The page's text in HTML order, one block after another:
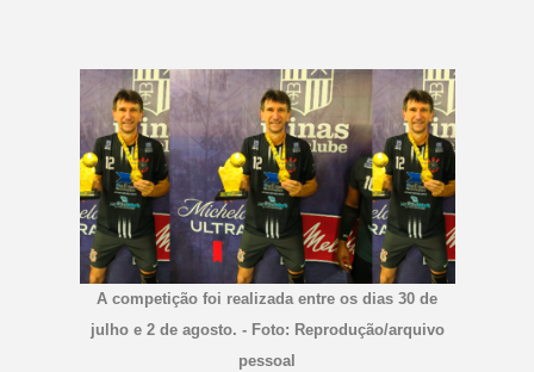
A competição foi realizada entre os dias 30 de
julho e 2 de agosto. - Foto: Reprodução/arquivo
pessoal